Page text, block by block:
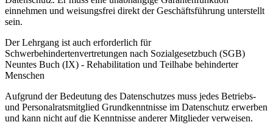
einnehmen und weisungsfrei direkt der Geschäftsführung unterstellt
sein.
Der Lehrgang ist auch erforderlich für
Schwerbehindertenvertretungen nach Sozialgesetzbuch (SGB)
Neuntes Buch (IX) - Rehabilitation und Teilhabe behinderter
Menschen
Aufgrund der Bedeutung des Datenschutzes muss jedes Betriebs-
und Personalratsmitglied Grundkenntnisse im Datenschutz erwerben
und kann nicht auf die Kenntnisse anderer Mitglieder verweisen.